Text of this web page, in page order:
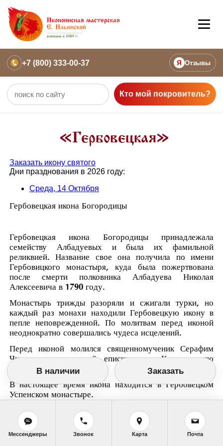
+7 (800) 333-00-37 Я Отзывы
Кто мой покровитель?
«Гербовецкая»
Заказать икону святого
Дни празднования в 2026 году:
Среда, 14 Октября
Гербовецкая икона Богородицы
Гербовецкая икона Богородицы принадлежала
семейству Албадуевых и была их фамильной
реликвией. Название свое она получила по имени
Гербовицкого монастыря, куда была пожертвована
после смерти полковника Албадуева Николая
Алексеевича в 1790 году.
Монастырь трижды разоряли и сжигали турки, но
каждый раз монахи находили Гербовецкую икону в
пепле неповрежденной. По молитвам перед иконой
неоднократно совершались чудеса исцелений.
Перед иконой молился священномученик Серафим
Чичагов, назначенный епископом в Кишиневскую
епархию в 1908 году.
В настоящее время икона находится в Гербовецком
Успенском монастыре.
В наличии Заказать
Мессенджеры Звонок Карта Почта